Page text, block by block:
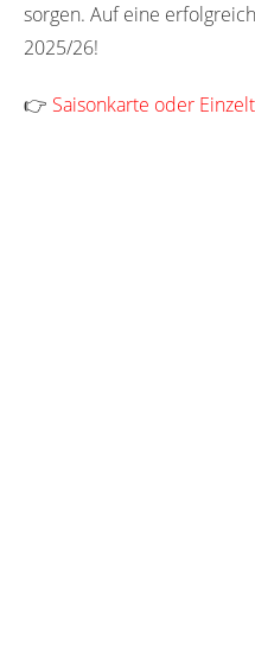
sorgen. Auf eine
2025/26!
👉 Saisonkarte oder